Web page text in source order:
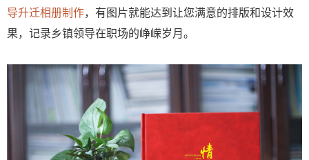
导升迁相册制作，有图片就能达到让您满意的排版和设计效
果，记录乡镇领导在职场的峥嵘岁月。